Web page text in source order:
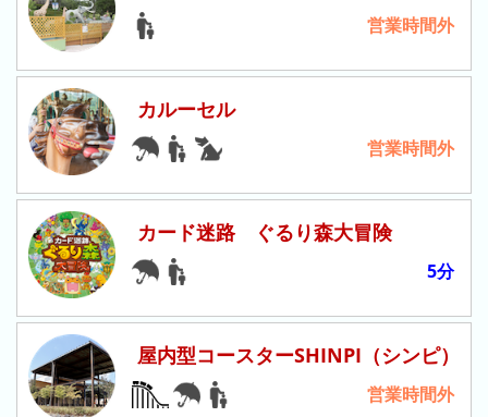
ご
と)
2023
年
(日
ご
と)
待
ち
時
間
グ
ラ
フ
一
営業時間外
カルーセル
営業時間外
カード迷路 ぐるり森大冒険
5分
屋内型コースターSHINPI（シンピ）
営業時間外